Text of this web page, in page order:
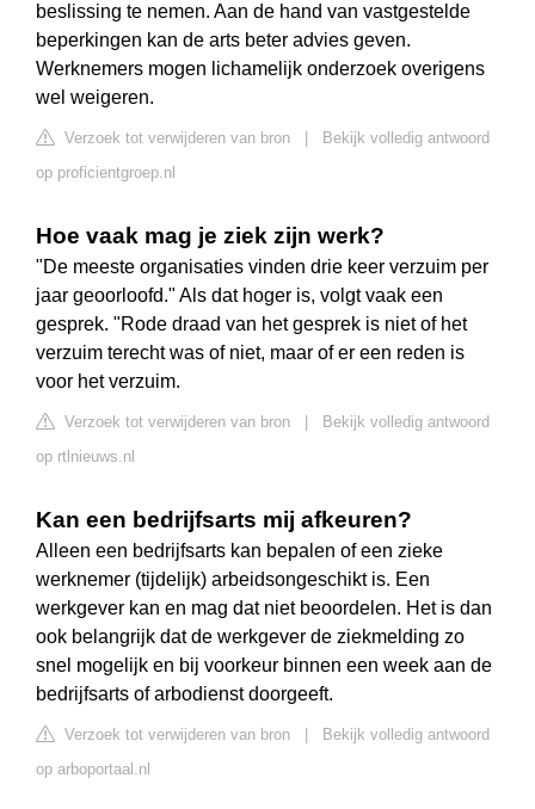
beslissing te nemen. Aan de hand van vastgestelde
beperkingen kan de arts beter advies geven.
Werknemers mogen lichamelijk onderzoek overigens
wel weigeren.
Verzoek tot verwijderen van bron
Bekijk volledig antwoord
op proficientgroep.nl
Hoe vaak mag je ziek zijn werk?
"De meeste organisaties vinden drie keer verzuim per
jaar geoorloofd." Als dat hoger is, volgt vaak een
gesprek. "Rode draad van het gesprek is niet of het
verzuim terecht was of niet, maar of er een reden is
voor het verzuim.
Verzoek tot verwijderen van bron
Bekijk volledig antwoord
op rtlnieuws.nl
Kan een bedrijfsarts mij afkeuren?
Alleen een bedrijfsarts kan bepalen of een zieke
werknemer (tijdelijk) arbeidsongeschikt is. Een
werkgever kan en mag dat niet beoordelen. Het is dan
ook belangrijk dat de werkgever de ziekmelding zo
snel mogelijk en bij voorkeur binnen een week aan de
bedrijfsarts of arbodienst doorgeeft.
Verzoek tot verwijderen van bron
Bekijk volledig antwoord
op arboportaal.nl